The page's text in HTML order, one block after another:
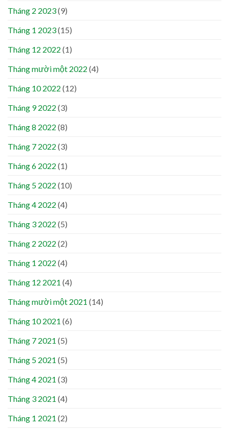
Tháng 2 2023(9)
Tháng 1 2023(15)
Tháng 12 2022 (1)
Tháng mười một 2022 (4)
Tháng 10 2022 (12)
Tháng 9 2022 (3)
Tháng 8 2022 (8)
Tháng 7 2022 (3)
Tháng 6 2022 (1)
Tháng 5 2022 (10)
Tháng 4 2022 (4)
Tháng 3 2022 (5)
Tháng 2 2022 (2)
Tháng 1 2022 (4)
Tháng 12 2021 (4)
Tháng mười một 2021 (14)
Tháng 10 2021 (6)
Tháng 7 2021 (5)
Tháng 5 2021 (5)
Tháng 4 2021 (3)
Tháng 3 2021 (4)
Tháng 1 2021 (2)